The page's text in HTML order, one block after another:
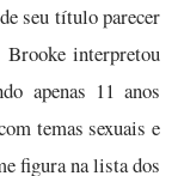
seu título parecer
interpretou
apenas 11 anos
temas sexuais e
figura na lista dos